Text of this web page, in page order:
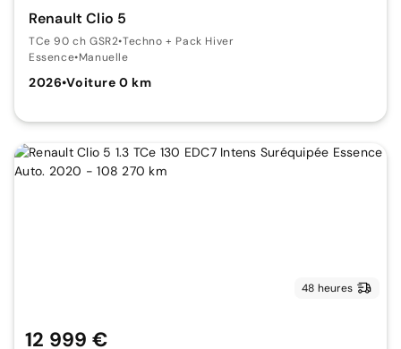
Renault Clio 5
TCe 90 ch GSR2•Techno + Pack Hiver
Essence•Manuelle
2026•Voiture 0 km
48 heures
12 999 €